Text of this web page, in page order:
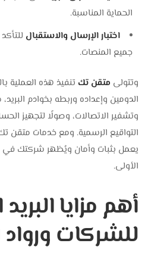
الحماية المناسبة.
اختبار الإرسال والاستقبال
جميع المنصات.
وتتولى متقن تك تنفيذ هذه العملية
الدومين وإعداده وربطه بخوادم
وتشفير الاتصالات، وصولًا لتجهيز
التواقيع الرسمية. ومع خدمات
يعمل بثبات وأمان ويُظهر شركتك في
الأولى.
أهم مزايا
للشركات ورواد